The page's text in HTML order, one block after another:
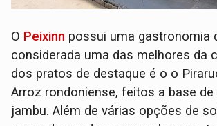
O Peixinn possui uma gastronomia
considerada uma das melhores da
dos pratos de destaque é o o
Arroz rondoniense, feitos a base de
jambu. Além de várias opções de